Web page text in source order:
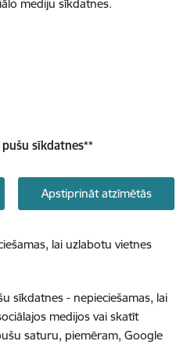
mediju sīkdatnes.
sīkdatnes**
Apstiprināt atzīmētās
lai uzlabotu vietnes
sīkdatnes - nepieciešamas, lai
medijos vai skatīt
saturu, piemēram, Google